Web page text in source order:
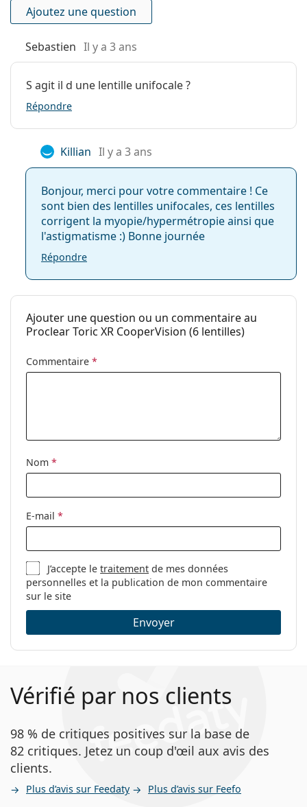
Hydrophilie:
60 %, 62 %
à l'oxygène:
30 Dk/t
Filtre UV:
Non
Utilisation
Expiration:
Au moins 47 mois
manipulation:
Non
dormir avec ces
lentilles:
Non
endroit/envers:
Non
Paquet
Fabriquant:
CooperVision
lentilles:
Catégorie:
Lentilles mensuelles
Ajoutez une question
Sebastien Il y a 3 ans
S agit il d une lentille unifocale ?
Répondre
Killian Il y a 3 ans
Bonjour, merci pour votre commentaire ! Ce
sont bien des lentilles unifocales, ces lentilles
corrigent la myopie/hypermétropie ainsi que
l'astigmatisme :) Bonne journée
Répondre
Ajouter une question ou un commentaire au
Proclear Toric XR CooperVision (6 lentilles)
Commentaire *
Nom *
E-mail *
J’accepte letraitement de mes données
personnelles et la publication de mon commentaire
sur le site
Envoyer
Vérifié par nos clients
98 % de critiques positives sur la base de
82 critiques. Jetez un coup d'œil aux avis des
clients.
Plus d’avis sur Feedaty Plus d’avis sur Feefo